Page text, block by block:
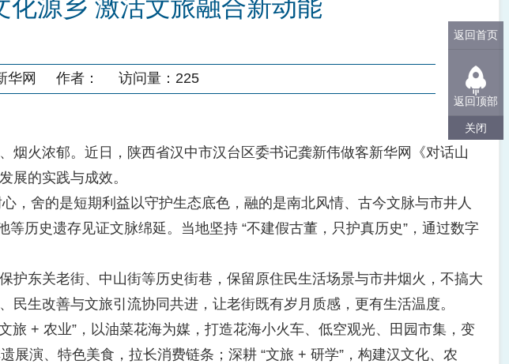
化源乡 激活文旅融合新动能
华网 作者： 访问量： 225
火浓郁。近日，陕西省汉中市汉台区委书记龚新伟做客新华网《对话山
展的实践与成效。
舍的是短期利益以守护生态底色，融的是南北风情、古今文脉与市井人
历史遗存见证文脉绵延。当地坚持 “不建假古董，只护真历史”，通过数字
东关老街、中山街等历史街巷，保留原住民生活场景与市井烟火，不搞大
生改善与文旅引流协同共进，让老街既有岁月质感，更有生活温度。
+ 农业”，以油菜花海为媒，打造花海小火车、低空观光、田园市集，变
展演、特色美食，拉长消费链条；深耕 “文旅 + 研学”，构建汉文化、农
返回首页
返回顶部
关闭